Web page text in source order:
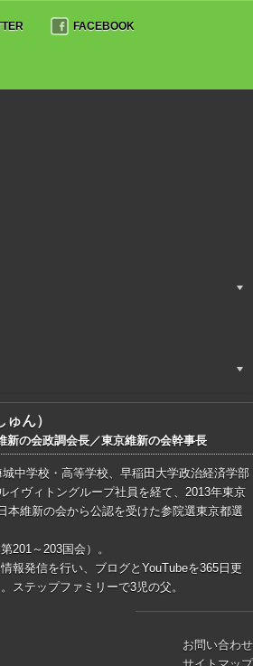
FACEBOOK
ん）
新の会政調会長／東京維新の会幹事長
中学校・高等学校、早稲田大学政治経済学部
イヴィトングループ社員を経て、2013年東京
本維新の会から公認を受けた参院選東京都選
201～203国会）。
報発信を行い、ブログとYouTubeを365日更
ステップファミリーで3児の父。
お問い合わせ